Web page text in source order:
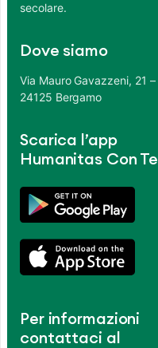
secolare.
Dove siamo
Via Mauro Gavazzeni, 21 –
24125 Bergamo
Scarica l’app
Humanitas Con Te
Per informazioni
contattaci al